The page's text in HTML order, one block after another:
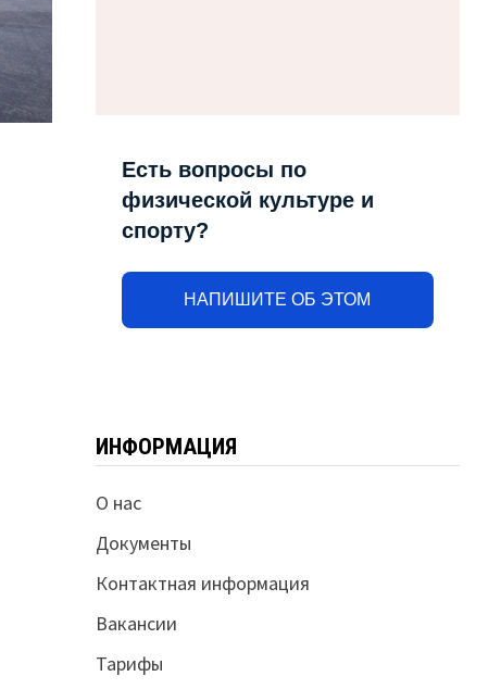
Есть вопросы по
физической культуре и
спорту?
НАПИШИТЕ ОБ ЭТОМ
ИНФОРМАЦИЯ
О нас
Документы
Контактная информация
Вакансии
Тарифы